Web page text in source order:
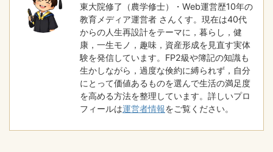
東大院修了（農学修士）・Web運営歴10年の
教育メディア運営者 さんくす。現在は40代
からの人生再設計をテーマに，暮らし，健
康，一生モノ，趣味，資産形成を見直す実体
験を発信しています。FP2級や簿記の知識も
生かしながら，過度な倹約に縛られず，自分
にとって価値あるものを選んで生活の満足度
を高める方法を整理しています。詳しいプロ
フィールは運営者情報をご覧ください。